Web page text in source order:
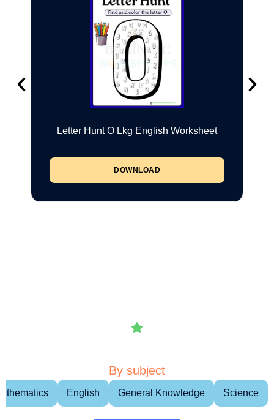
Letter Hunt O Lkg English Worksheet
DOWNLOAD
By subject
English General Knowledge Science